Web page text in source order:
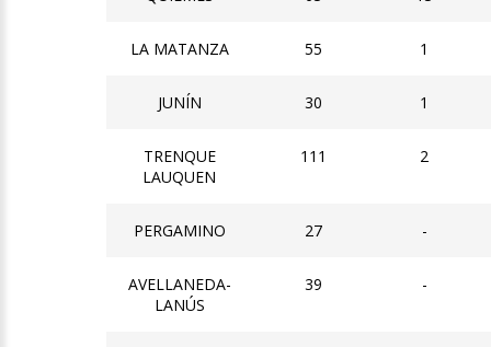
LA MATANZA 55 1
JUNÍN 30 1
TRENQUE
LAUQUEN
111 2
PERGAMINO 27 -
AVELLANEDA-
LANÚS
39 -